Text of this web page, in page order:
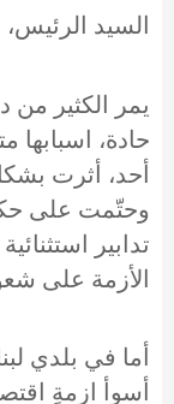
السيد الرئيس،
يمر الكثير من
حادة، اسبابها
أحد، أثرت
وحتّمت على
تدابير
الأزمة على
أما في بلدي
أسوأ ازمةٍ